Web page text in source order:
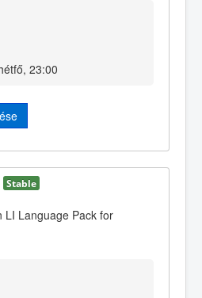
23:00
Stable
LI Language Pack for